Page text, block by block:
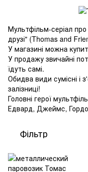
Мультфільм-серіал
друзі" (Thomas and
У магазині можна
У продажу звичайні
їдуть самі.
Обидва види сумісні і
залізниці!
Головні герої
Едвард, Джеймс,
Фільтр